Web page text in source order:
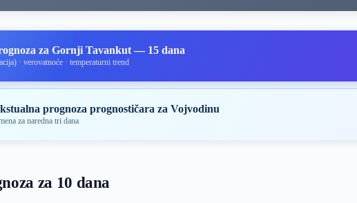
za Gornji Tavankut — 15 dana
· verovatnoće · temperaturni trend
prognoza prognostičara za Vojvodinu
za naredna tri dana
za 10 dana